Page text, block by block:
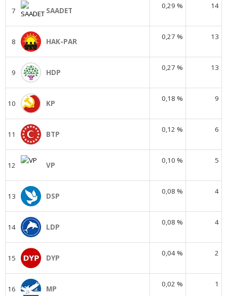
7 SAADET
0,29 % 14
8 HAK-PAR
0,27 % 13
9 HDP
0,27 % 13
10 KP
0,18 % 9
11 BTP
0,12 % 6
12 VP
0,10 % 5
13 DSP
0,08 % 4
14 LDP
0,08 % 4
15 DYP
0,04 % 2
16 MP
0,02 % 1